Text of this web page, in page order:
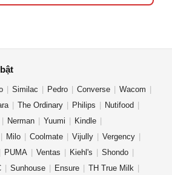
Similac Pedro Converse
Wacom
The Ordinary Philips
Nutifood
Nerman Yuumi
Kindle
Milo Coolmate Vijully
Vergency
PUMA Ventas Kiehl's
Shondo
Sunhouse Ensure
TH True Milk